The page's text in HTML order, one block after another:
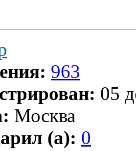
963
05
Москва
(а): 0